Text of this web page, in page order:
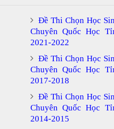
Đề Thi Chọn Học
Chuyên Quốc Học
2021-2022
Đề Thi Chọn Học
Chuyên Quốc Học
2017-2018
Đề Thi Chọn Học
Chuyên Quốc Học
2014-2015